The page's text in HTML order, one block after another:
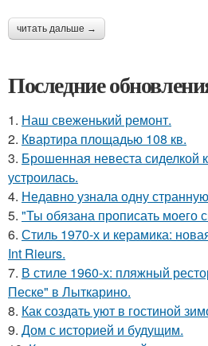
читать дальше →
Последние
1. Наш свеженький ремонт.
2. Квартира площадью 108 кв.
3. Брошенная невеста сиделкой
устроилась.
4. Недавно узнала одну
5. "Ты обязана прописать моего
6. Стиль 1970-х и керамика:
Int Rieurs.
7. В стиле 1960-х: пляжный
Песке" в Лыткарино.
8. Как создать уют в гостиной
9. Дом с историей и будущим.